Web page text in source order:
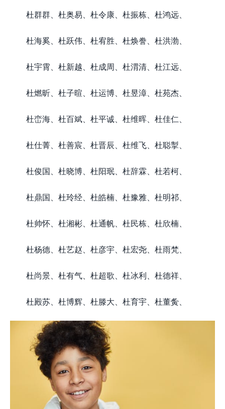
杜群群、杜奥易、杜令康、杜振栋、杜鸿远、
杜海奚、杜跃伟、杜宥胜、杜焕誊、杜洪渤、
杜宇霄、杜新越、杜成周、杜渭清、杜江远、
杜燃昕、杜子暄、杜运博、杜昱漳、杜苑杰、
杜峦海、杜百斌、杜平诚、杜维晖、杜佳仁、
杜仕菁、杜善宸、杜晋辰、杜维飞、杜聪掣、
杜俊国、杜晓博、杜阳珉、杜辞霖、杜若柯、
杜鼎国、杜玲经、杜皓楠、杜豫雅、杜明祁、
杜帅怀、杜湘彬、杜通帆、杜民栋、杜欣楠、
杜杨德、杜艺赵、杜彦宇、杜宏尧、杜雨梵、
杜尚景、杜有气、杜超歌、杜冰利、杜德祥、
杜殿苏、杜博辉、杜滕大、杜育宇、杜董夤、